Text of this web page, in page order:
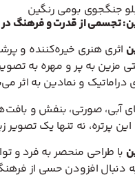
جنگجوی بومی رنگین
تجسمی از قدرت و فرهنگ
اثری هنری خیره‌کننده و
مزین به پر و مهره به
و نمادین به اثر
آبی، صورتی، بنفش و
این پرتره، نه تنها یک
با طراحی منحصر به فرد و
دنبال افزودن حسی از